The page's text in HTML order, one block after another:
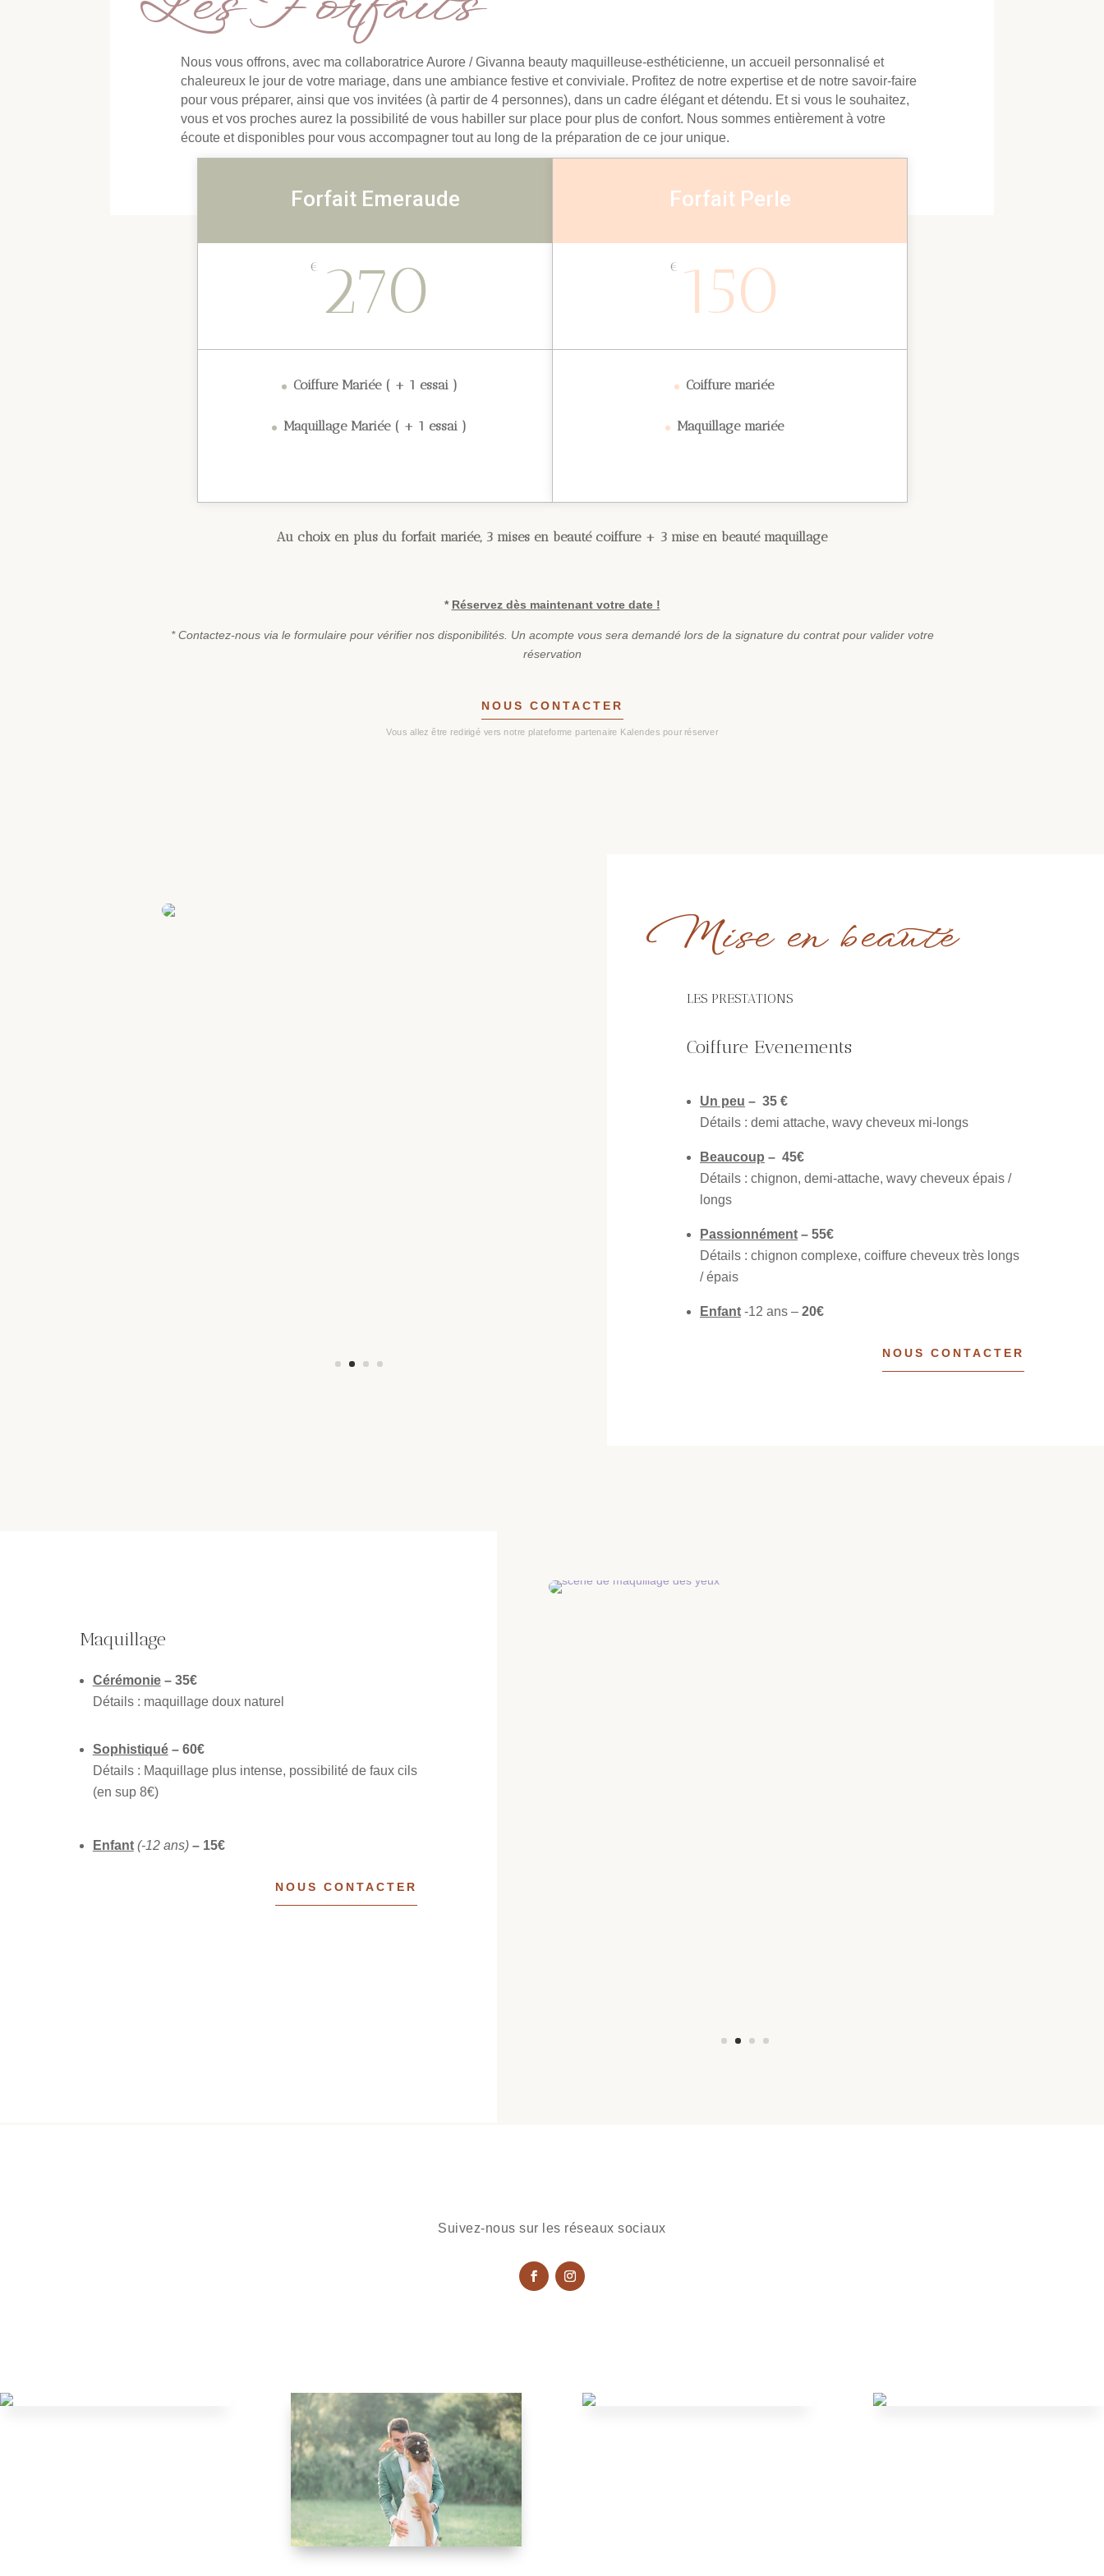
Nous vous offrons, avec ma collaboratrice Aurore / Givanna beauty maquilleuse-esthéticienne, un accueil personnalisé et
chaleureux le jour de votre mariage, dans une ambiance festive et conviviale. Profitez de notre expertise et de notre savoir-faire
pour vous préparer, ainsi que vos invitées (à partir de 4 personnes), dans un cadre élégant et détendu. Et si vous le souhaitez,
vous et vos proches aurez la possibilité de vous habiller sur place pour plus de confort. Nous sommes entièrement à votre
écoute et disponibles pour vous accompagner tout au long de la préparation de ce jour unique.
Forfait Emeraude
€ 270
Coiffure Mariée ( + 1 essai )
Maquillage Mariée ( + 1 essai )
Forfait Perle
€ 150
Coiffure mariée
Maquillage mariée
Au choix en plus du forfait mariée, 3 mises en beauté coiffure + 3 mise en beauté maquillage
* Réservez dès maintenant votre date !
* Contactez-nous via le formulaire pour vérifier nos disponibilités. Un acompte vous sera demandé lors de la signature du contrat pour valider votre
réservation
NOUS CONTACTER
Vous allez être redirigé vers notre plateforme partenaire Kalendes pour réserver
Mise en beauté
LES PRESTATIONS
Coiffure Evenements
Un peu – 35 €
Détails : demi attache, wavy cheveux mi-longs
Beaucoup – 45€
Détails : chignon, demi-attache, wavy cheveux épais /
longs
Passionnément– 55€
Détails : chignon complexe, coiffure cheveux très longs
/ épais
Enfant-12 ans – 20€
NOUS CONTACTER
Maquillage
Cérémonie– 35€
Détails : maquillage doux naturel
Sophistiqué– 60€
Détails : Maquillage plus intense, possibilité de faux cils
(en sup 8€)
Enfant (-12 ans) – 15€
NOUS CONTACTER
Suivez-nous sur les réseaux sociaux